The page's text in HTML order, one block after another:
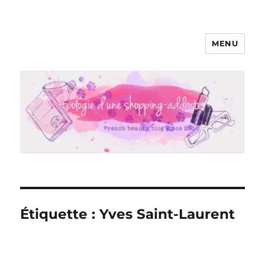
Apologie d'une Shopping-addicte
MENU
Étiquette :Yves Saint-Laurent